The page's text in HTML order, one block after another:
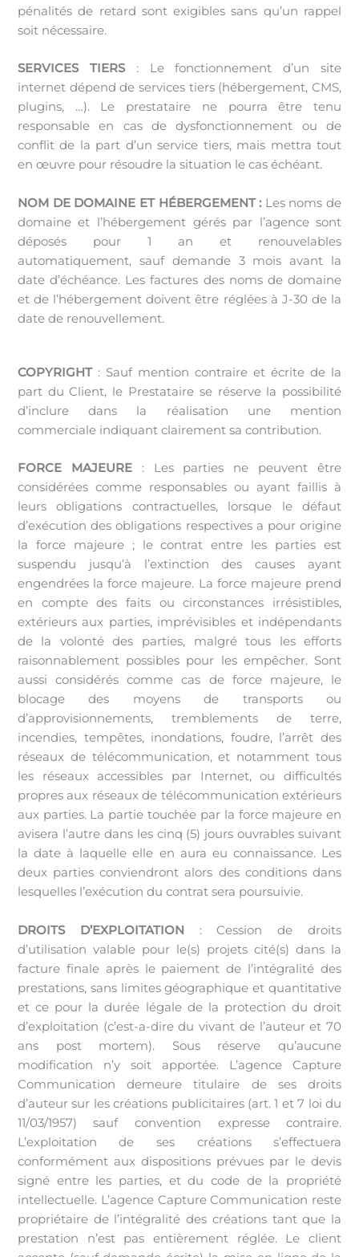
pénalités de retard sont exigibles sans qu’un rappel
soit nécessaire.
SERVICES TIERS: Le fonctionnement d’un site
internet dépend de services tiers (hébergement, CMS,
plugins, …). Le prestataire ne pourra être tenu
responsable en cas de dysfonctionnement ou de
conflit de la part d’un service tiers, mais mettra tout
en œuvre pour résoudre la situation le cas échéant.
NOM DE DOMAINE ET HÉBERGEMENT :Les noms de
domaine et l’hébergement gérés par l’agence sont
déposés pour 1 an et renouvelables
automatiquement, sauf demande 3 mois avant la
date d’échéance. Les factures des noms de domaine
et de l’hébergement doivent être réglées à J-30 de la
date de renouvellement.
COPYRIGHT: Sauf mention contraire et écrite de la
part du Client, le Prestataire se réserve la possibilité
d’inclure dans la réalisation une mention
commerciale indiquant clairement sa contribution.
FORCE MAJEURE: Les parties ne peuvent être
considérées comme responsables ou ayant faillis à
leurs obligations contractuelles, lorsque le défaut
d’exécution des obligations respectives a pour origine
la force majeure ; le contrat entre les parties est
suspendu jusqu’à l’extinction des causes ayant
engendrées la force majeure. La force majeure prend
en compte des faits ou circonstances irrésistibles,
extérieurs aux parties, imprévisibles et indépendants
de la volonté des parties, malgré tous les efforts
raisonnablement possibles pour les empêcher. Sont
aussi considérés comme cas de force majeure, le
blocage des moyens de transports ou
d’approvisionnements, tremblements de terre,
incendies, tempêtes, inondations, foudre, l’arrêt des
réseaux de télécommunication, et notamment tous
les réseaux accessibles par Internet, ou difficultés
propres aux réseaux de télécommunication extérieurs
aux parties. La partie touchée par la force majeure en
avisera l’autre dans les cinq (5) jours ouvrables suivant
la date à laquelle elle en aura eu connaissance. Les
deux parties conviendront alors des conditions dans
lesquelles l’exécution du contrat sera poursuivie.
DROITS D’EXPLOITATION : Cession de droits
d’utilisation valable pour le(s) projets cité(s) dans la
facture finale après le paiement de l’intégralité des
prestations, sans limites géographique et quantitative
et ce pour la durée légale de la protection du droit
d’exploitation (c’est-а-dire du vivant de l’auteur et 70
ans post mortem). Sous réserve qu’aucune
modification n’y soit apportée. L’agence Capture
Communication demeure titulaire de ses droits
d’auteur sur les créations publicitaires (art. 1 et 7 loi du
11/03/1957) sauf convention expresse contraire.
L’exploitation de ses créations s’effectuera
conformément aux dispositions prévues par le devis
signé entre les parties, et du code de la propriété
intellectuelle. L’agence Capture Communication reste
propriétaire de l’intégralité des créations tant que la
prestation n’est pas entièrement réglée. Le client